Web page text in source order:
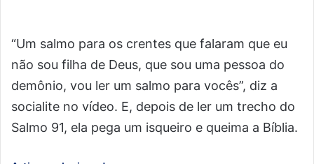
“Um salmo para os crentes que falaram que eu
não sou filha de Deus, que sou uma pessoa do
demônio, vou ler um salmo para vocês”, diz a
socialite no vídeo. E, depois de ler um trecho do
Salmo 91, ela pega um isqueiro e queima a Bíblia.